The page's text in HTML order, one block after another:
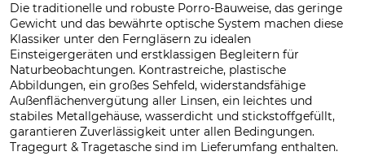
Die traditionelle und robuste Porro-Bauweise, das geringe
Gewicht und das bewährte optische System machen diese
Klassiker unter den Ferngläsern zu idealen
Einsteigergeräten und erstklassigen Begleitern für
Naturbeobachtungen. Kontrastreiche, plastische
Abbildungen, ein großes Sehfeld, widerstandsfähige
Außenflächenvergütung aller Linsen, ein leichtes und
stabiles Metallgehäuse, wasserdicht und stickstoffgefüllt,
garantieren Zuverlässigkeit unter allen Bedingungen.
Tragegurt & Tragetasche sind im Lieferumfang enthalten.